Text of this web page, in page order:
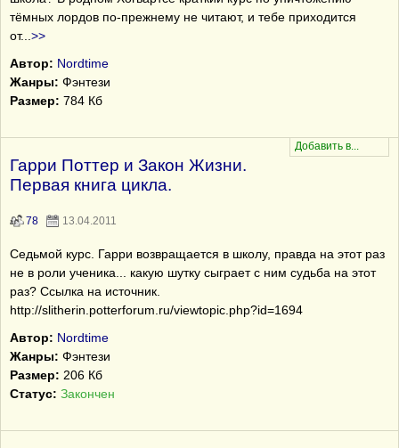
тёмных лордов по-прежнему не читают, и тебе приходится
от... >>
Автор: Nordtime
Жанры: Фэнтези
Размер: 784 Кб
Гарри Поттер и Закон Жизни.
Первая книга цикла.
78 13.04.2011
Седьмой курс. Гарри возвращается в школу, правда на этот раз
не в роли ученика... какую шутку сыграет с ним судьба на этот
раз? Ссылка на источник.
http://slitherin.potterforum.ru/viewtopic.php?id=1694
Автор: Nordtime
Жанры: Фэнтези
Размер: 206 Кб
Статус: Закончен